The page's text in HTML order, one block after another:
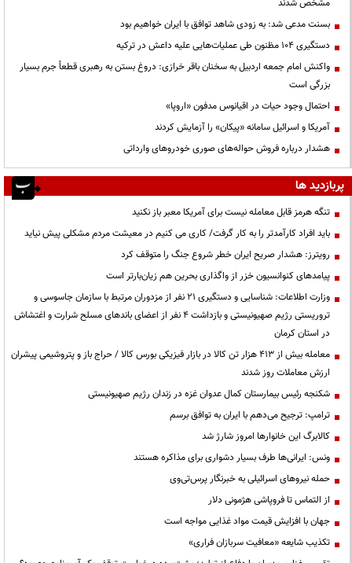
مشخص شدند
بسنت مدعی شد: به زودی شاهد توافق با ایران خواهیم بود
دستگیری ۱۰۴ مظنون طی عملیات‌هایی علیه داعش در ترکیه
واکنش امام جمعه اردبیل به سخنان باقر خرازی: دروغ بستن به رهبری قطعاً جرم بسیار
بزرگی است
احتمال وجود حیات در اقیانوس مدفون «اروپا»
آمریکا و اسرائیل سامانه «پیکان» را آزمایش کردند
هشدار درباره فروش حواله‌های صوری خودروهای وارداتی
پربازدید ها
تنگه هرمز قابل معامله نیست برای آمریکا معبر باز نکنید
باید افراد کارآمدتر را به کار گرفت/ کاری می کنیم در معیشت مردم مشکلی پیش نیاید
رویترز: هشدار صریح ایران خطر شروع جنگ را متوقف کرد
پیامدهای کنوانسیون خزر از واگذاری بحرین هم زیان‌بارتر است
وزارت اطلاعات: شناسایی و دستگیری ۲۱ نفر از مزدوران مرتبط با سازمان جاسوسی و
تروریستی رژیم صهیونیستی و بازداشت ۴ نفر از اعضای باندهای مسلح شرارت و اغتشاش
در استان کرمان
معامله بیش از ۴۱۳ هزار تن کالا در بازار فیزیکی بورس کالا / حراج باز و پتروشیمی پیشران
ارزش معاملات روز شدند
شکنجه رئیس بیمارستان کمال عدوان غزه در زندان رژیم صهیونیستی
ترامپ: ترجیح می‌دهم با ایران به توافق برسم
کالابرگ این خانوارها امروز شارژ شد
ونس: ایرانی‌ها طرف بسیار دشواری برای مذاکره هستند
حمله نیروهای اسرائیلی به خبرنگار پرس‌تی‌وی
از التماس تا فروپاشی هژمونی دلار
جهان با افزایش قیمت مواد غذایی مواجه است
تکذیب شایعه «معافیت سربازان فراری»